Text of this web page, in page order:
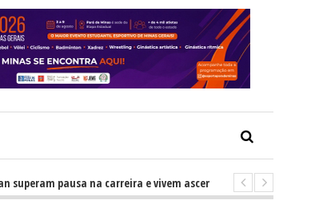
pausa na carreira e vivem ascensão no cenário sertanejo